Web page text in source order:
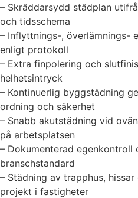
– Skräddarsydd städplan
och tidsschema
– Inflyttnings-, överlämnings-
enligt protokoll
– Extra finpolering och
helhetsintryck
– Kontinuerlig byggstädning
ordning och säkerhet
– Snabb akutstädning vid
på arbetsplatsen
– Dokumenterad
branschstandard
– Städning av trapphus,
projekt i fastigheter